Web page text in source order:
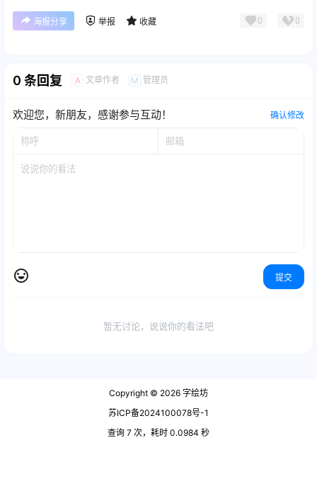
海报分享 举报 收藏 0 0
0 条回复 A 文章作者 M 管理员
欢迎您，新朋友，感谢参与互动！ 确认修改
提交
暂无讨论，说说你的看法吧
Copyright © 2026 字绘坊
苏ICP备2024100078号-1
查询 7 次，耗时 0.0984 秒